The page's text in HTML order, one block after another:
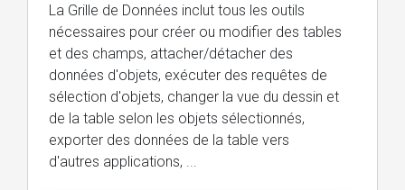
La Grille de Données inclut tous les outils
nécessaires pour créer ou modifier des tables
et des champs, attacher/détacher des
données d'objets, exécuter des requêtes de
sélection d'objets, changer la vue du dessin et
de la table selon les objets sélectionnés,
exporter des données de la table vers
d'autres applications, ...